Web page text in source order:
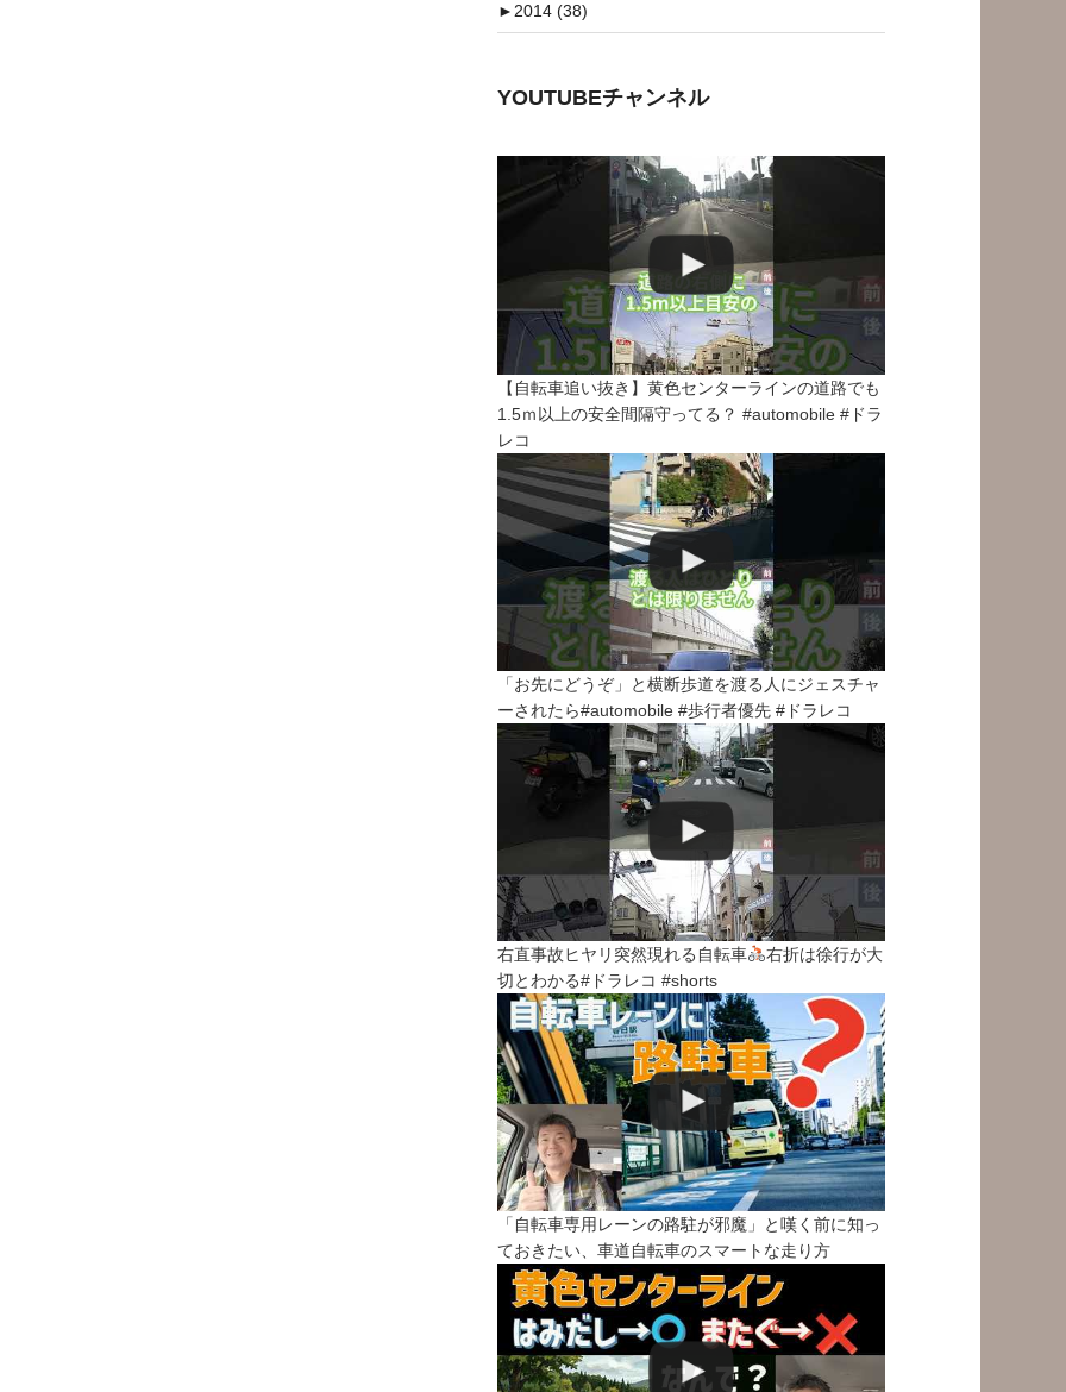
►2014 (38)
YOUTUBEチャンネル
【自転車追い抜き】黄色センターラインの道路でも
1.5ｍ以上の安全間隔守ってる？ #automobile #ドラ
レコ
「お先にどうぞ」と横断歩道を渡る人にジェスチャ
ーされたら#automobile #歩行者優先 #ドラレコ
右直事故ヒヤリ突然現れる自転車
右折は徐行が大
切とわかる#ドラレコ #shorts
「自転車専用レーンの路駐が邪魔」と嘆く前に知っ
ておきたい、車道自転車のスマートな走り方